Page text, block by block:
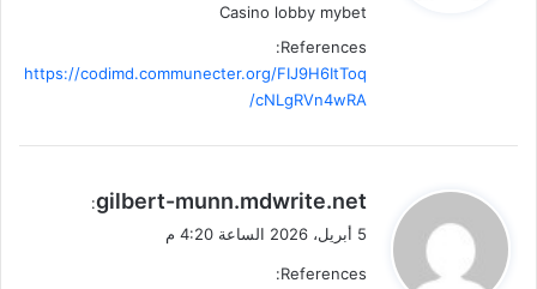
Casino lobby mybet
References:
https://codimd.communecter.org/FIJ9H6ItToq
cNLgRVn4wRA/
ي
ل
gilbert-munn.mdwrite.net
:
5 أبريل، 2026 الساعة 4:20 م
References: